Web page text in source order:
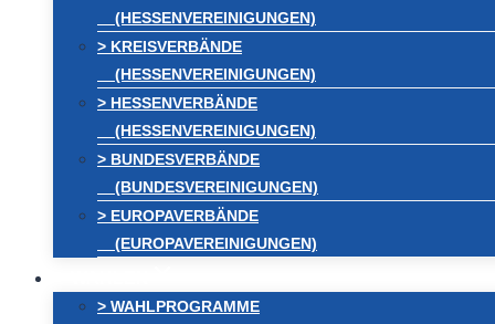
(HESSENVEREINIGUNGEN)
> KREISVERBÄNDE
(HESSENVEREINIGUNGEN)
> HESSENVERBÄNDE
(HESSENVEREINIGUNGEN)
> BUNDESVERBÄNDE
(BUNDESVEREINIGUNGEN)
> EUROPAVERBÄNDE
(EUROPAVEREINIGUNGEN)
> WAHLPROGRAMME